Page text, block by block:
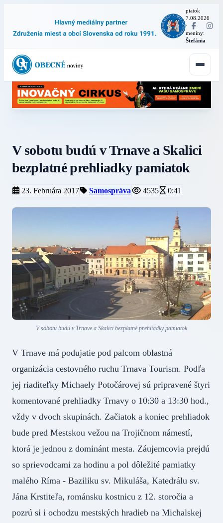
piatok
7.08.2026
·
meniny:
Štefánia
V sobotu budú v Trnave a Skalici
bezplatné prehliadky pamiatok
23. Februára 2017 Samospráva 4535 0:41
V sobotu budú v Trnave a Skalici bezplatné prehliadky pamiatok
V Trnave má podujatie pod palcom oblastná
organizácia cestovného ruchu Trnava Tourism. Podľa
jej riaditeľky Michaely Potočárovej sú pripravené štyri
komentované prehliadky Trnavy o 10:30 a 13:30 hod.,
vždy v dvoch skupinách. Začiatok a koniec prehliadok
bude pred Mestskou vežou na Trojičnom námestí,
ktorá je jednou z dominánt mesta. Záujemcovia prejdú
so sprievodcami za hodinu a pol dôležité pamiatky
malého Ríma - Baziliku sv. Mikuláša, Katedrálu sv.
Jána Krstiteľa, románsku kostnicu z 12. storočia a
pozrú si i ochodzu mestských hradieb na Michalskej